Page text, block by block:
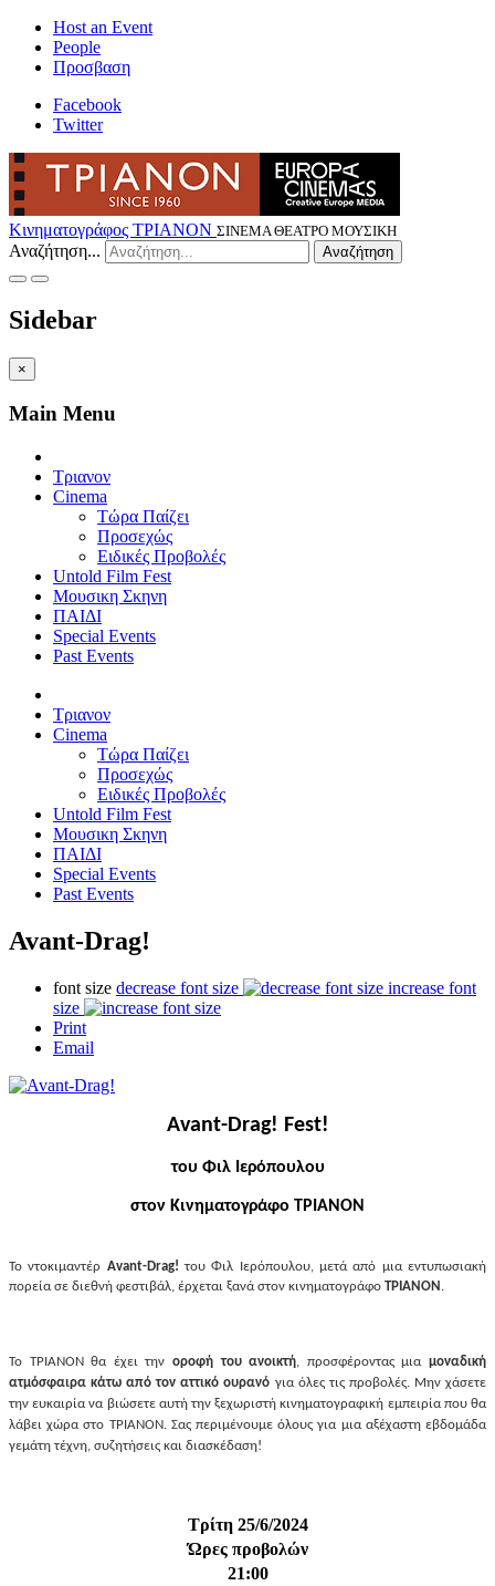
Host an Event
People
Προσβαση
Facebook
Twitter
Κινηματογράφος ΤΡΙΑΝΟΝ ΣΙΝΕΜΑ ΘΕΑΤΡΟ ΜΟΥΣΙΚΗ
Αναζήτηση... Αναζήτηση
Sidebar
×
Main Menu
Τριανον
Cinema
Τώρα Παίζει
Προσεχώς
Ειδικές Προβολές
Untold Film Fest
Μουσικη Σκηνη
ΠΑΙΔΙ
Special Events
Past Events
Τριανον
Cinema
Τώρα Παίζει
Προσεχώς
Ειδικές Προβολές
Untold Film Fest
Μουσικη Σκηνη
ΠΑΙΔΙ
Special Events
Past Events
Avant-Drag!
font size decrease font size
increase font
size
Print
Email
Avant-Drag! Fest!
του Φιλ Ιερόπουλου
στον Κινηματογράφο ΤΡΙΑΝΟΝ
Το ντοκιμαντέρ Avant-Drag! του Φιλ Ιερόπουλου, μετά από μια εντυπωσιακή
πορεία σε διεθνή φεστιβάλ, έρχεται ξανά στον κινηματογράφο ΤΡΙΑΝΟΝ .
Το ΤΡΙΑΝΟΝ θα έχει την οροφή του ανοικτή, προσφέροντας μιαμοναδική
ατμόσφαιρα κάτω από τον αττικό ουρανό για όλες τις προβολές. Μην χάσετε
την ευκαιρία να βιώσετε αυτή την ξεχωριστή κινηματογραφική εμπειρία που θα
λάβει χώρα στο ΤΡΙΑΝΟΝ. Σας περιμένουμε όλους για μια αξέχαστη εβδομάδα
γεμάτη τέχνη, συζητήσεις και διασκέδαση!
Τρίτη 25/6/2024
Ώρες προβολών
21:00